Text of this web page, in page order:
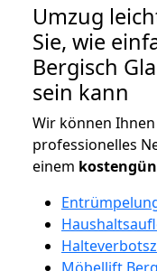
Umzug
Sie, wie
Bergisch
sein kann
Wir können
professionelles
einem
Möbellift